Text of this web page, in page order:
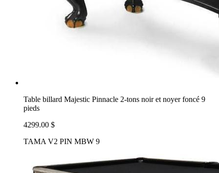
Table billard Majestic Pinnacle 2-tons noir et noyer foncé 9
pieds
4299.00 $
TAMA V2 PIN MBW 9